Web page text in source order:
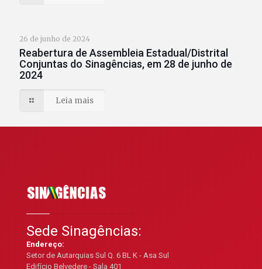
26 de junho de 2024
Reabertura de Assembleia Estadual/Distrital
Conjuntas do Sinagências, em 28 de junho de
2024
Leia mais
Sede Sinagências:
Endereço:
Setor de Autarquias Sul Q. 6 BL K - Asa Sul
Edifício Belvedere - Sala 401